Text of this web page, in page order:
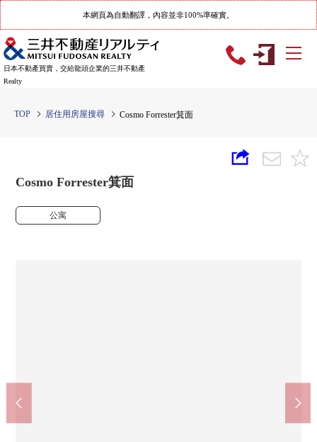
本網頁為自動翻譯，內容並非100%準確實。
日本不動產買賣，交給龍頭企業的三井不動產
Realty
TOP 居住用房屋搜尋 Cosmo Forrester箕面
Cosmo Forrester箕面
公寓